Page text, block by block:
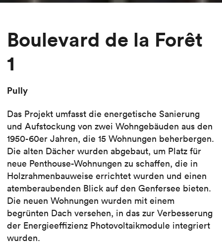
Boulevard de la Forêt
1
Pully
Das Projekt umfasst die energetische Sanierung
und Aufstockung von zwei Wohngebäuden aus den
1950-60er Jahren, die 15 Wohnungen beherbergen.
Die alten Dächer wurden abgebaut, um Platz für
neue Penthouse-Wohnungen zu schaffen, die in
Holzrahmenbauweise errichtet wurden und einen
atemberaubenden Blick auf den Genfersee bieten.
Die neuen Wohnungen wurden mit einem
begrünten Dach versehen, in das zur Verbesserung
der Energieeffizienz Photovoltaikmodule integriert
wurden.